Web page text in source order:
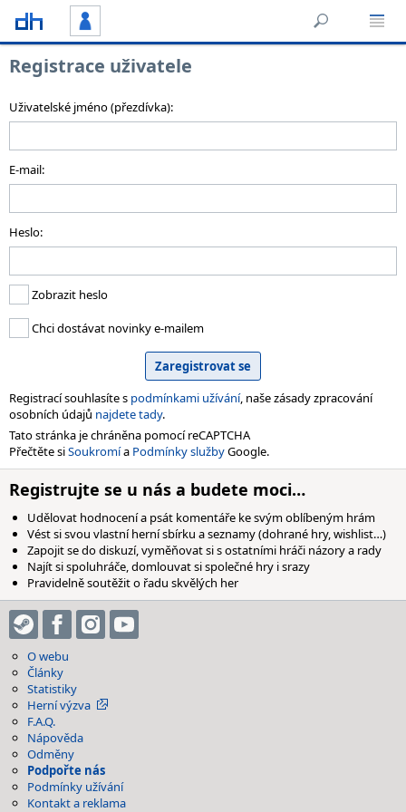
Registrace uživatele
Uživatelské jméno (přezdívka):
E-mail:
Heslo:
Zobrazit heslo
Chci dostávat novinky e-mailem
Registrací souhlasíte s podmínkami užívání, naše zásady zpracování
osobních údajů najdete tady.
Tato stránka je chráněna pomocí reCAPTCHA
Přečtěte siSoukromía Podmínky službyGoogle.
Registrujte se u nás a budete moci…
Udělovat hodnocení a psát komentáře ke svým oblíbeným hrám
Vést si svou vlastní herní sbírku a seznamy (dohrané hry, wishlist…)
Zapojit se do diskuzí, vyměňovat si s ostatními hráči názory a rady
Najít si spoluhráče, domlouvat si společné hry i srazy
Pravidelně soutěžit o řadu skvělých her
O webu
Články
Statistiky
Herní výzva
F.A.Q.
Nápověda
Odměny
Podpořte nás
Podmínky užívání
Kontakt a reklama